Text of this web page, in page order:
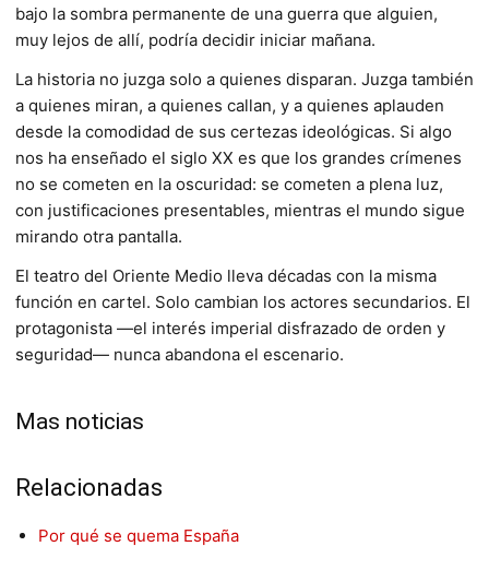
bajo la sombra permanente de una guerra que alguien,
muy lejos de allí, podría decidir iniciar mañana.
La historia no juzga solo a quienes disparan. Juzga también
a quienes miran, a quienes callan, y a quienes aplauden
desde la comodidad de sus certezas ideológicas. Si algo
nos ha enseñado el siglo XX es que los grandes crímenes
no se cometen en la oscuridad: se cometen a plena luz,
con justificaciones presentables, mientras el mundo sigue
mirando otra pantalla.
El teatro del Oriente Medio lleva décadas con la misma
función en cartel. Solo cambian los actores secundarios. El
protagonista —el interés imperial disfrazado de orden y
seguridad— nunca abandona el escenario.
Mas noticias
Relacionadas
Por qué se quema España